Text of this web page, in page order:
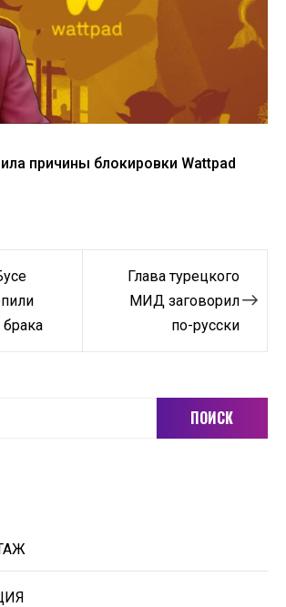
причины блокировки Wattpad
Глава турецкого
МИД заговорил
по-русски